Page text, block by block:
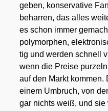
geben, kon­ser­va­ti­ve
behar­ren, das alles
es schon immer
poly­mor­phen,
tig und wer­den schnell
wenn die Prei­se
auf den Markt
einem Umbruch, von
gar nichts weiß, und